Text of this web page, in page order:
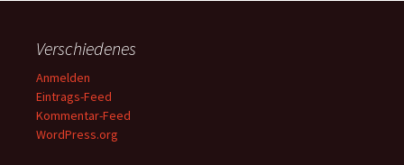
Verschiedenes
Anmelden
Eintrags-Feed
Kommentar-Feed
WordPress.org